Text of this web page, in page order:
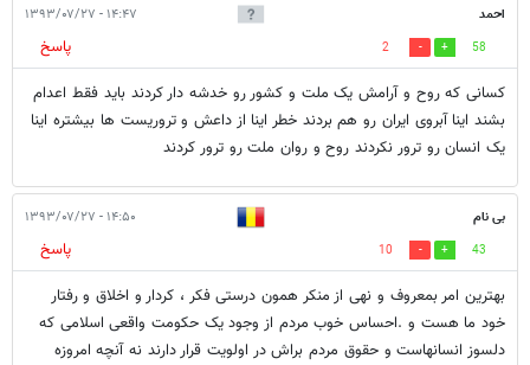
احمد ۱۴:۴۷ - ۱۳۹۳/۰۷/۲۷
58
2
پاسخ
کسانی که روح و آرامش یک ملت و کشور رو خدشه دار کردند باید فقط اعدام
بشند اینا آبروی ایران رو هم بردند خطر اینا از داعش و تروریست ها بیشتره اینا
یک انسان رو ترور نکردند روح و روان ملت رو ترور کردند
بی نام ۱۴:۵۰ - ۱۳۹۳/۰۷/۲۷
43
10
پاسخ
بهترین امر بمعروف و نهی از منکر همون درستی فکر ، کردار و اخلاق و رفتار
خود ما هست و .احساس خوب مردم از وجود یک حکومت واقعی اسلامی که
دلسوز انسانهاست و حقوق مردم براش در اولویت قرار دارند نه آنچه امروزه